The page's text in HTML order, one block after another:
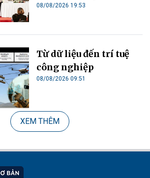
08/08/2026 19:53
Từ dữ liệu đến trí tuệ
công nghiệp
08/08/2026 09:51
XEM THÊM